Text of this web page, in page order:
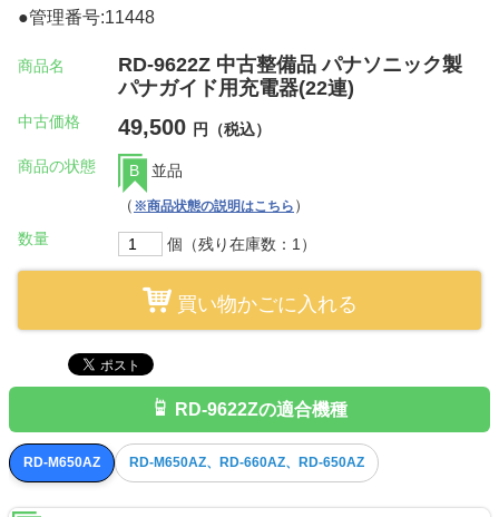
●管理番号:11448
商品名
RD-9622Z 中古整備品 パナソニック製
パナガイド用充電器(22連)
中古価格 49,500 円（税込）
商品の状態 B
並品
（ ※商品状態の説明はこちら ）
数量
個（残り在庫数：1）
買い物かごに入れる
RD-9622Zの適合機種
RD-M650AZ RD-M650AZ、RD-660AZ、RD-650AZ